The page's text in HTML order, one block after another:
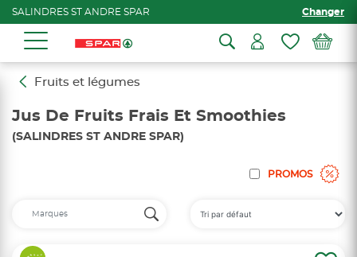
SALINDRES ST ANDRE SPAR Changer
Fruits et légumes
Jus De Fruits Frais Et Smoothies
(SALINDRES ST ANDRE SPAR)
PROMOS